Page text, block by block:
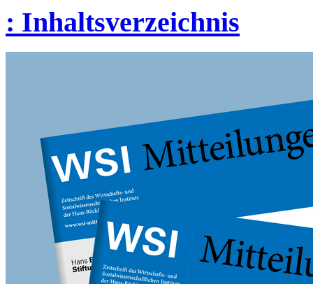
: Inhaltsverzeichnis